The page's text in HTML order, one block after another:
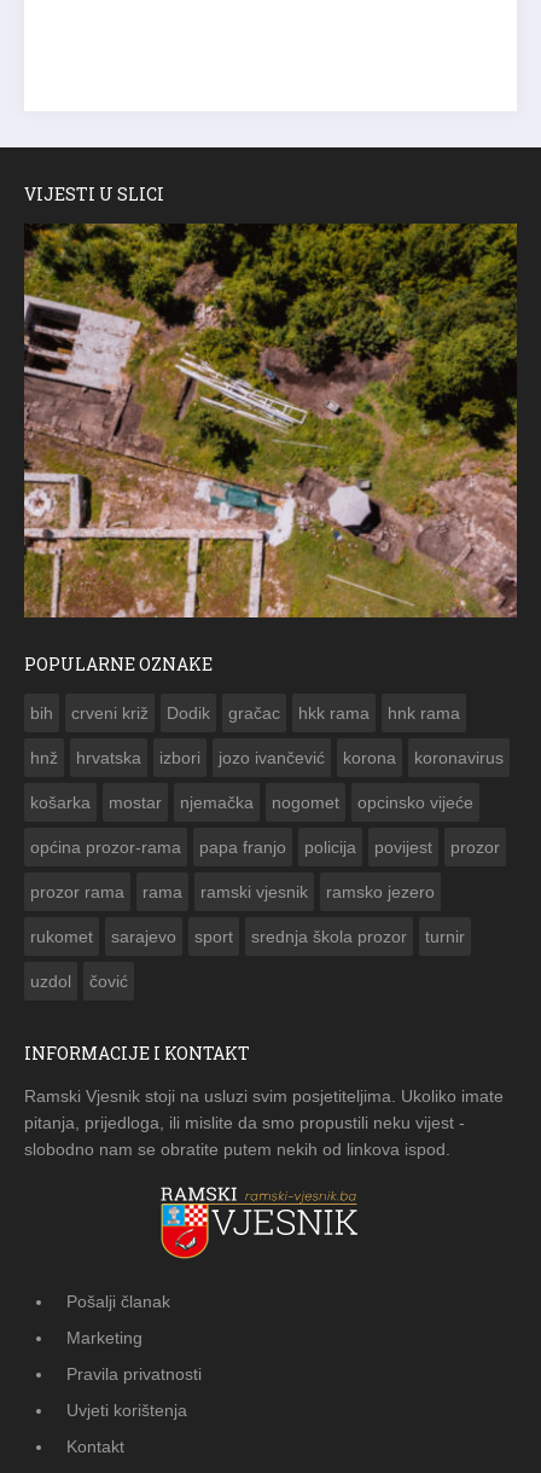
VIJESTI U SLICI
POPULARNE OZNAKE
bih crveni križ Dodik gračac hkk rama hnk rama
hnž hrvatska izbori jozo ivančević korona koronavirus
košarka mostar njemačka nogomet opcinsko vijeće
općina prozor-rama papa franjo policija povijest prozor
prozor rama rama ramski vjesnik ramsko jezero
rukomet sarajevo sport srednja škola prozor turnir
uzdol čović
INFORMACIJE I KONTAKT
Ramski Vjesnik stoji na usluzi svim posjetiteljima. Ukoliko imate
pitanja, prijedloga, ili mislite da smo propustili neku vijest -
slobodno nam se obratite putem nekih od linkova ispod.
Pošalji članak
Marketing
Pravila privatnosti
Uvjeti korištenja
Kontakt